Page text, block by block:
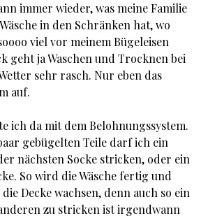
immer wieder, was meine Familie
in den Schränken hat, wo
viel vor meinem Bügeleisen
geht ja Waschen und Trocknen bei
sehr rasch. Nur eben das
auf.
ich da mit dem Belohnungssystem.
gebügelten Teile darf ich ein
nächsten Socke stricken, oder ein
So wird die Wäsche fertig und
Decke wachsen, denn auch so ein
zu stricken ist irgendwann